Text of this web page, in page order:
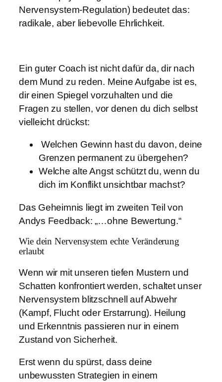
Nervensystem-Regulation) bedeutet das:
radikale, aber liebevolle Ehrlichkeit.
Ein guter Coach ist nicht dafür da, dir nach
dem Mund zu reden. Meine Aufgabe ist es,
dir einen Spiegel vorzuhalten und die
Fragen zu stellen, vor denen du dich selbst
vielleicht drückst:
Welchen Gewinn hast du davon, deine
Grenzen permanent zu übergehen?
Welche alte Angst schützt du, wenn du
dich im Konflikt unsichtbar machst?
Das Geheimnis liegt im zweiten Teil von
Andys Feedback: „…ohne Bewertung.“
Wie dein Nervensystem echte Veränderung
erlaubt
Wenn wir mit unseren tiefen Mustern und
Schatten konfrontiert werden, schaltet unser
Nervensystem blitzschnell auf Abwehr
(Kampf, Flucht oder Erstarrung). Heilung
und Erkenntnis passieren nur in einem
Zustand von Sicherheit.
Erst wenn du spürst, dass deine
unbewussten Strategien in einem